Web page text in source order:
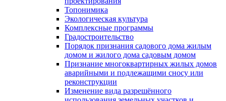
Топонимика
Экологическая культура
Комплексные программы
Градостроительство
Порядок признания садового дома жилым
домом и жилого дома садовым домом
Признание многоквартирных жилых домов
аварийными и подлежащими сносу или
реконструкции
Изменение вида разрешённого